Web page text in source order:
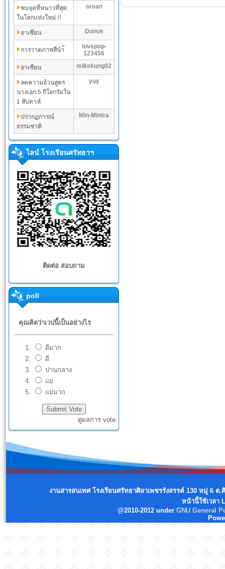
พบจุดที่หนาวที่สุด
ในโลกเเห่งใหม่ !!
orean
อาเซียน Donus
การวาดภาพสีนำ้
lovepop-
123456
อาเซียน
mikekung02
ลดความอ้วนสูตร
นางเอก 5 กิโลกรัมใน
1 สัปดาห์
yuy
ปรากฏการณ์
ธรรมชาติ
Min-Mintra
ไลน์ โรงเรียนศรัทธาฯ
ติดต่อ สอบถาม
poll
คุณคิดว่าเวปนี้เป็นอย่างไร
ดีมาก
ดี
ปานกลาง
แย่
แย่มาก
ดูผลการ vote
งานสารสนเทศ โรงเรียนศรัทธาศิลาเพชรรังสรรค์ 130 หมู่ 6
หน้านี้ใช้เวลา
@2010-2012 under GNU General